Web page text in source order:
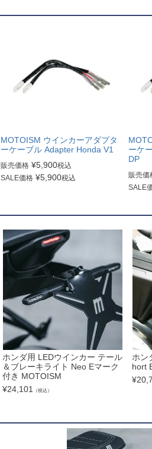
MOTOISM ウインカーアダプタ
ーケーブル Adapter Honda V1
販売価格 ¥5,900税込
SALE価格 ¥5,900税込
ーケ
DP
販売価
SALE
ホンダ用 LEDウインカー テール
＆ブレーキライト Neo Eマーク
付き MOTOISM
¥24,101 （税込）
ホン
hort
¥